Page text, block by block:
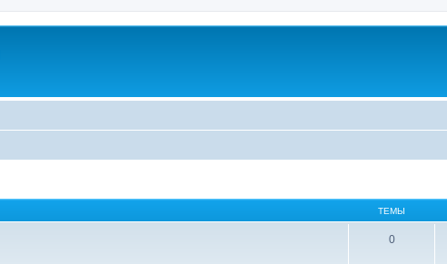
ТЕМЫ
0